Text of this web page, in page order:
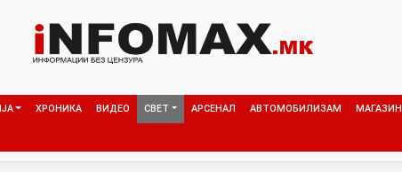
ХРОНИКА ВИДЕО СВЕТ АРСЕНАЛ АВТОМОБИЛИЗАМ МАГАЗИН